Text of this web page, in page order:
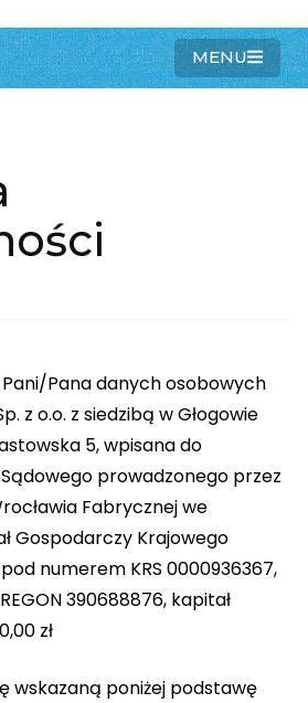
MENU
Pana danych osobowych
z o.o. z siedzibą w Głogowie
5, wpisana do
prowadzonego przez
Fabrycznej we
Gospodarczy Krajowego
numerem KRS 0000936367,
390688876, kapitał
zł
wskazaną poniżej podstawę